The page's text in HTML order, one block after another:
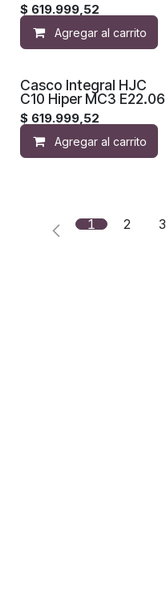
$ 619.999,52
Agregar al carrito
Casco Integral HJC
C10 Hiper MC3 E22.06
$ 619.999,52
Agregar al carrito
1 2 3